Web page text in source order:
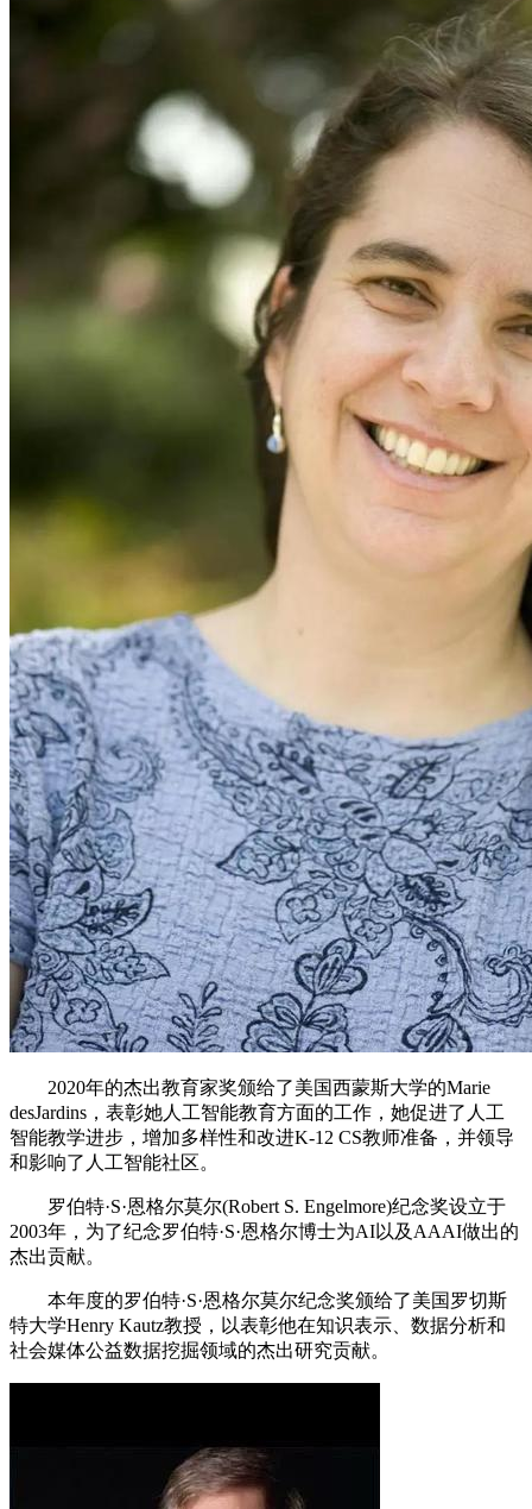
2020年的杰出教育家奖颁给了美国西蒙斯大学的Marie
desJardins，表彰她人工智能教育方面的工作，她促进了人工
智能教学进步，增加多样性和改进K-12 CS教师准备，并领导
和影响了人工智能社区。
罗伯特·S·恩格尔莫尔(Robert S. Engelmore)纪念奖设立于
2003年，为了纪念罗伯特·S·恩格尔博士为AI以及AAAI做出的
杰出贡献。
本年度的罗伯特·S·恩格尔莫尔纪念奖颁给了美国罗切斯
特大学Henry Kautz教授，以表彰他在知识表示、数据分析和
社会媒体公益数据挖掘领域的杰出研究贡献。